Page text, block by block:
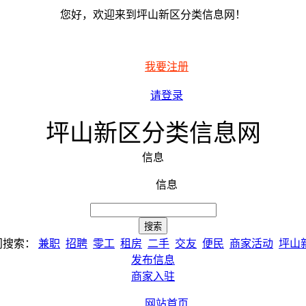
您好，欢迎来到坪山新区分类信息网！
我要注册
请登录
坪山新区分类信息网
信息
信息
索： 兼职 招聘 零工 租房 二手 交友 便民 商家活动 坪山
发布信息
商家入驻
网站首页